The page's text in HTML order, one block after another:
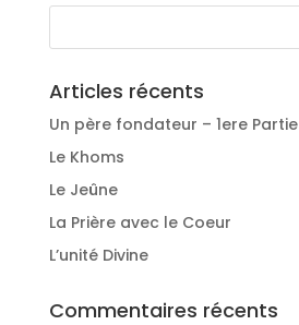
Articles récents
Un père fondateur – 1ere Partie
Le Khoms
Le Jeûne
La Prière avec le Coeur
L’unité Divine
Commentaires récents